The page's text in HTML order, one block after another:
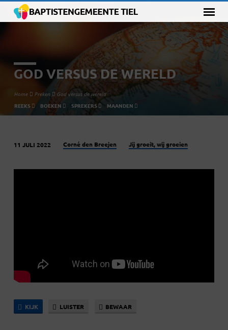
GOD VERSUS DE WERELD
Home Preken God versus de wereld
REEKS BOEKEN SPREKERS MAANDEN
VERSUS
11 JULI 2022 Corné den Breejen Jij groeit, wij groeien
KIJK LUISTER BEWAAR